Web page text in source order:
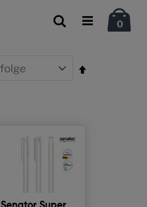
0
Suche
Absteigend